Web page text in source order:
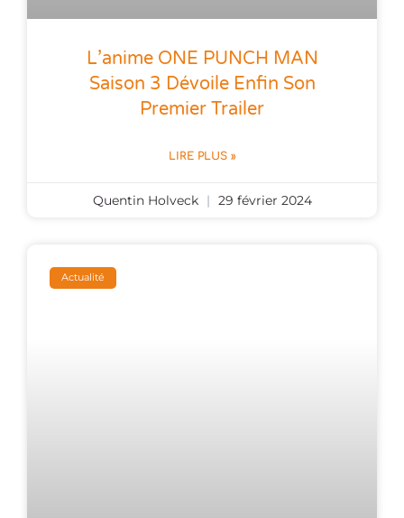
L’anime ONE PUNCH MAN
Saison 3 Dévoile Enfin Son
Premier Trailer
LIRE PLUS »
Quentin Holveck 29 février 2024
Actualité